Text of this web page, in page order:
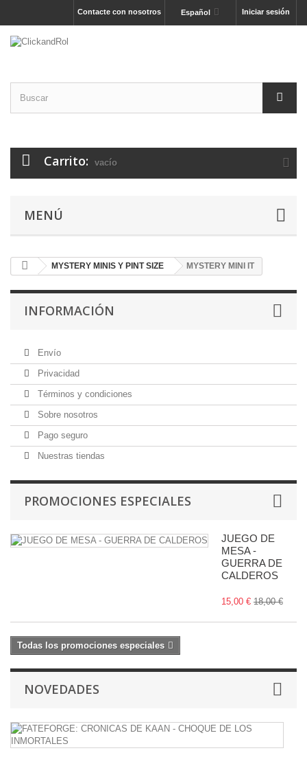
Iniciar sesión
Español
Contacte con nosotros
Carrito: vacío
MENÚ
MYSTERY MINIS Y PINT SIZE MYSTERY MINI IT
INFORMACIÓN
Envío
Privacidad
Términos y condiciones
Sobre nosotros
Pago seguro
Nuestras tiendas
PROMOCIONES ESPECIALES
JUEGO DE
MESA -
GUERRA DE
CALDEROS
15,00 € 18,00 €
Todas los promociones especiales
NOVEDADES